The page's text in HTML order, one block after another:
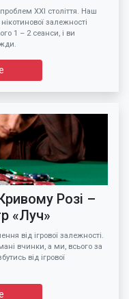
XXI століття. Наш
залежності
1 – 2 сеанси, і ви
Розі –
«Луч»
від ігрової залежності.
вчинки, а ми, всього за
від ігрової